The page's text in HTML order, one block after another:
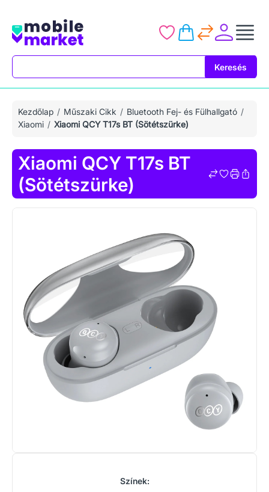
Keresés
Kezdőlap Műszaki Cikk
Bluetooth Fej- és Fülhallgató
Xiaomi
Xiaomi QCY T17s BT (Sötétszürke)
Xiaomi QCY T17s BT
(Sötétszürke)
Színek: